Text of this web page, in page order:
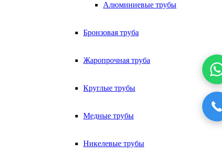
Алюминиевые трубы
Бронзовая труба
Жаропрочная труба
Круглые трубы
Медные трубы
Никелевые трубы